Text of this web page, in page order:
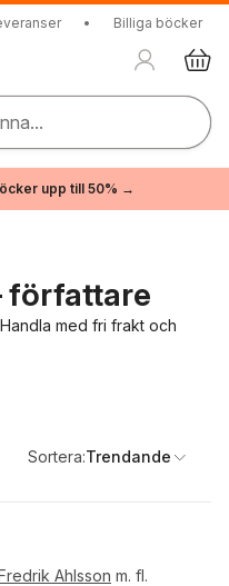
• Billiga böcker
upp till 50% →
författare
med fri frakt och
Sortera:Trendande
Ahlsson m. fl.